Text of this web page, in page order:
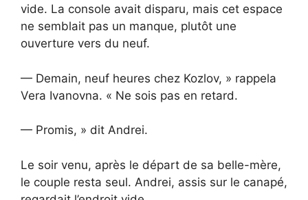
vide. La console avait disparu, mais cet espace
ne semblait pas un manque, plutôt une
ouverture vers du neuf.
— Demain, neuf heures chez Kozlov, » rappela
Vera Ivanovna. « Ne sois pas en retard.
— Promis, » dit Andrei.
Le soir venu, après le départ de sa belle-mère,
le couple resta seul. Andrei, assis sur le canapé,